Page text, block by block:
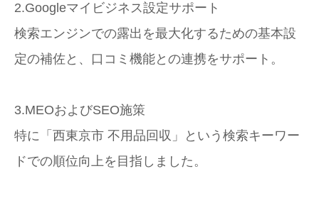
2.Googleマイビジネス設定サポート
検索エンジンでの露出を最大化するための基本設
定の補佐と、口コミ機能との連携をサポート。
3.MEOおよびSEO施策
特に「西東京市 不用品回収」という検索キーワー
ドでの順位向上を目指しました。